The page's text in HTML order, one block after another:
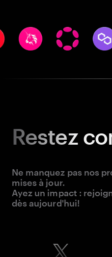
Restez
Ne manquez pas nos
mises à jour.
Ayez un impact :
dès aujourd'hui!